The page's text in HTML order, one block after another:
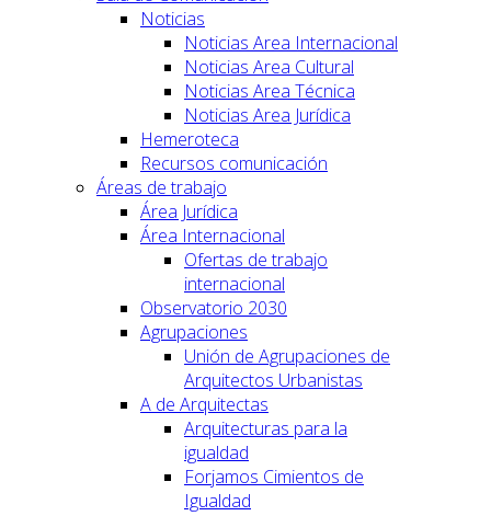
Noticias
Noticias Area Internacional
Noticias Area Cultural
Noticias Area Técnica
Noticias Area Jurídica
Hemeroteca
Recursos comunicación
Áreas de trabajo
Área Jurídica
Área Internacional
Ofertas de trabajo
internacional
Observatorio 2030
Agrupaciones
Unión de Agrupaciones de
Arquitectos Urbanistas
A de Arquitectas
Arquitecturas para la
igualdad
Forjamos Cimientos de
Igualdad